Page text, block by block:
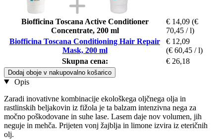
Biofficina Toscana Active Conditioner
Concentrate, 200 ml
€ 14,09 (€
70,45 / l)
Biofficina Toscana Conditioning Hair Repair
Mask, 200 ml
€ 12,09
(€ 60,45 / l)
Skupna cena:
€ 26,18
Dodaj oboje v nakupovalno košarico
Opis
Zaradi inovativne kombinacije ekološkega oljčnega olja in
rastlinskih beljakovin iz fižola je ta balzam intenzivna nega za
močno poškodovane in suhe lase. Lasem daje nov volumen, jih
neguje in mehča. Prijeten vonj žajblja in limone izvira iz eteričnih
olj.